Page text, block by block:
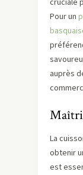
Pour un
auprès
La
obtenir
est